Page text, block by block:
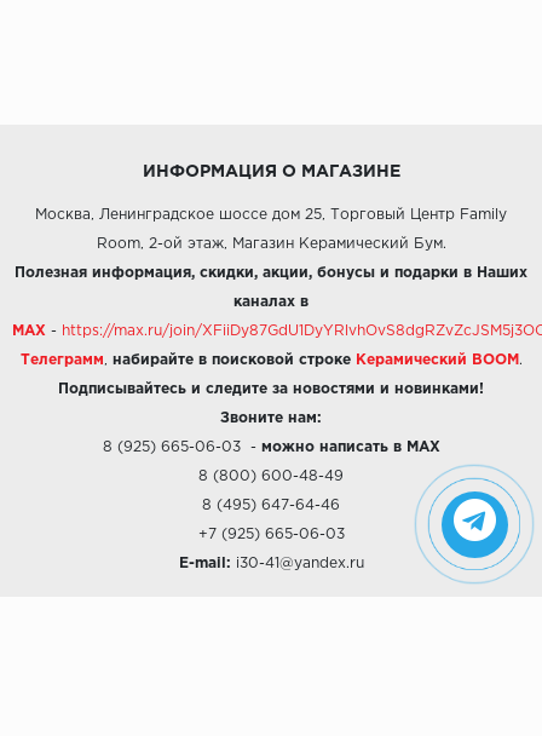
ИНФОРМАЦИЯ О МАГАЗИНЕ
Москва, Ленинградское шоссе дом 25, Торговый Центр Family
Room, 2-ой этаж, Магазин Керамический Бум.
Полезная информация, скидки, акции, бонусы и подарки в Наших
каналах в
MAX - https://max.ru/join/
Телеграмм набирайте в поисковой строке Керамический BOOM .
Подписывайтесь и следите за новостями и новинками!
Звоните нам:
8 (925) 665-06-03- можно написать в MAX
8 (800) 600-48-49
8 (495) 647-64-46
+7 (925) 665-06-03
E-mail: i30-41@yandex.ru